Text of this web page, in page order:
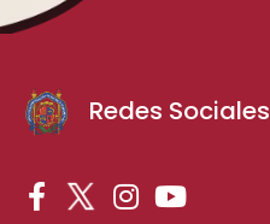
Redes Sociales